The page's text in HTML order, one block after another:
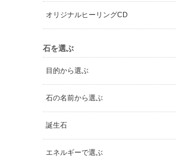
オリジナルヒーリングCD
石を選ぶ
目的から選ぶ
石の名前から選ぶ
誕生石
エネルギーで選ぶ